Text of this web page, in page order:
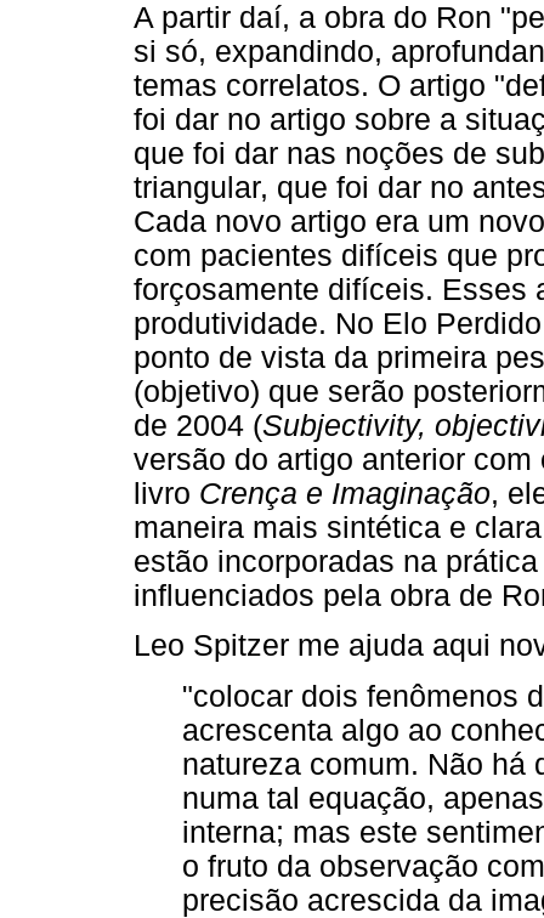
A partir daí, a obra do Ron
si só, expandindo,
temas correlatos. O artigo
foi dar no artigo sobre a
que foi dar nas noções de
triangular, que foi dar no
Cada novo artigo era um
com pacientes difíceis que
forçosamente difíceis. Esses
produtividade. No Elo
ponto de vista da primeira
(objetivo) que serão
de 2004 (Subjectivity,
versão do artigo anterior
livro Crença e Imaginação,
maneira mais sintética e
estão incorporadas na
influenciados pela obra de
Leo Spitzer me ajuda aqui
"colocar dois fenômenos
acrescenta algo ao
natureza comum. Não há
numa tal equação,
interna; mas este
o fruto da observação
precisão acrescida da